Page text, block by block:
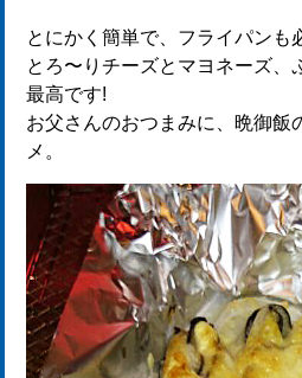
とにかく簡単で、フライパンも
とろ〜りチーズとマヨネーズ、
最高です!
お父さんのおつまみに、晩御飯
メ。